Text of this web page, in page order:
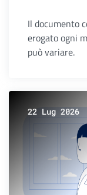
Il documento
erogato ogni
può variare.
22 Lug 2026